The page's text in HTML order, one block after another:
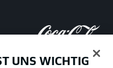
UNS WICHTIG